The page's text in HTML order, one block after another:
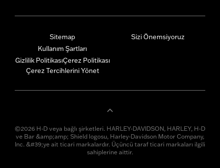
Sitemap
Kullanım Şartları
Gizlilik PolitikasıÇerez Politikası
Çerez Tercihlerini Yönet
Sizi Önemsiyoruz
©2026 H-D veya bağlı şirketleri. HARLEY-DAVIDSON, HARLEY, H-D
ve Bar &amp;amp; Shield logosu, Harley-Davidson Motor Company,
Inc. &#39;ye ait ticari markalardır. Üçüncü taraf ticari markaları ilgili
sahiplerine aittir.